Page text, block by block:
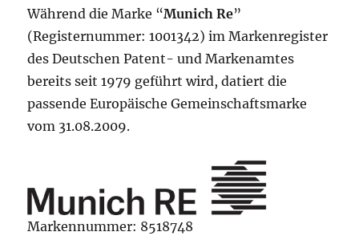
Während die Marke “Munich Re”
(Registernummer: 1001342) im Markenregister
des Deutschen Patent- und Markenamtes
bereits seit 1979 geführt wird, datiert die
passende Europäische Gemeinschaftsmarke
vom 31.08.2009.
Markennummer: 8518748